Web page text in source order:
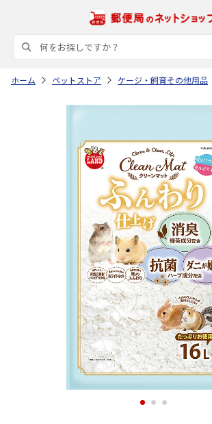
ホーム ペットストア ケージ・飼育その他用品
1 2 3